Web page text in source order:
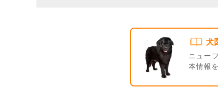
犬
ニュー
本情報